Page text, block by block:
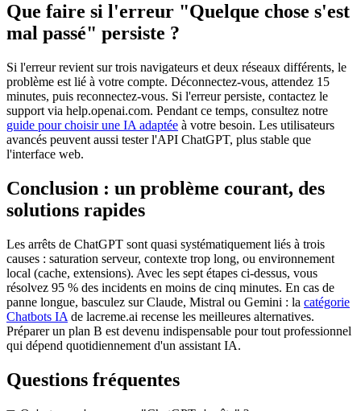
Que faire si l'erreur "Quelque chose s'est
mal passé" persiste ?
Si l'erreur revient sur trois navigateurs et deux réseaux différents, le
problème est lié à votre compte. Déconnectez-vous, attendez 15
minutes, puis reconnectez-vous. Si l'erreur persiste, contactez le
support via help.openai.com. Pendant ce temps, consultez notre
guide pour choisir une IA adaptée à votre besoin. Les utilisateurs
avancés peuvent aussi tester l'API ChatGPT, plus stable que
l'interface web.
Conclusion : un problème courant, des
solutions rapides
Les arrêts de ChatGPT sont quasi systématiquement liés à trois
causes : saturation serveur, contexte trop long, ou environnement
local (cache, extensions). Avec les sept étapes ci-dessus, vous
résolvez 95 % des incidents en moins de cinq minutes. En cas de
panne longue, basculez sur Claude, Mistral ou Gemini : la catégorie
Chatbots IA de lacreme.ai recense les meilleures alternatives.
Préparer un plan B est devenu indispensable pour tout professionnel
qui dépend quotidiennement d'un assistant IA.
Questions fréquentes